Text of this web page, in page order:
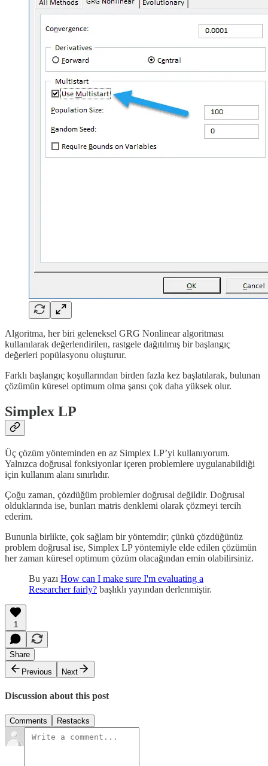
Algoritma, her biri geleneksel GRG Nonlinear algoritması
kullanılarak değerlendirilen, rastgele dağıtılmış bir başlangıç
değerleri popülasyonu oluşturur.
Farklı başlangıç koşullarından birden fazla kez başlatılarak, bulunan
çözümün küresel optimum olma şansı çok daha yüksek olur.
Simplex LP
Üç çözüm yönteminden en az Simplex LP’yi kullanıyorum.
Yalnızca doğrusal fonksiyonlar içeren problemlere uygulanabildiği
için kullanım alanı sınırlıdır.
Çoğu zaman, çözdüğüm problemler doğrusal değildir. Doğrusal
olduklarında ise, bunları matris denklemi olarak çözmeyi tercih
ederim.
Bununla birlikte, çok sağlam bir yöntemdir; çünkü çözdüğünüz
problem doğrusal ise, Simplex LP yöntemiyle elde edilen çözümün
her zaman küresel optimum çözüm olacağından emin olabilirsiniz.
Bu yazı How can I make sure I'm evaluating a
Researcher fairly? başlıklı yayından derlenmiştir.
1
Share
Previous
Next
Discussion about this post
Comments Restacks